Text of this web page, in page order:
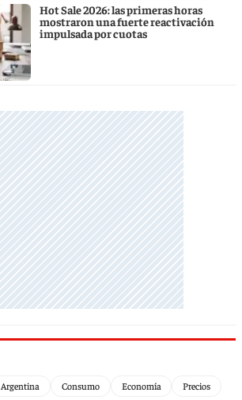
Hot Sale 2026: las primeras horas
mostraron una fuerte reactivación
impulsada por cuotas
Argentina Consumo Economía Precios